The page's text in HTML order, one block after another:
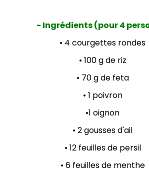
- Ingrédients (pour 4
• 4 courgettes rondes
• 100 g de riz
• 70 g de feta
• 1 poivron
•1 oignon
• 2 gousses d'ail
• 12 feuilles de persil
• 6 feuilles de menthe